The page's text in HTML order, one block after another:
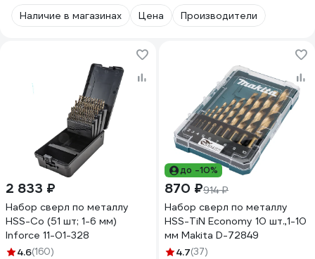
Наличие в магазинах Цена Производители
2 833 ₽
Набор сверл по металлу
HSS-Co (51 шт; 1-6 мм)
Inforce 11-01-328
4.6(160)
до -10%
870 ₽914 ₽
Набор сверл по металлу
HSS-TiN Economy 10 шт.,1-10
мм Makita D-72849
4.7(37)